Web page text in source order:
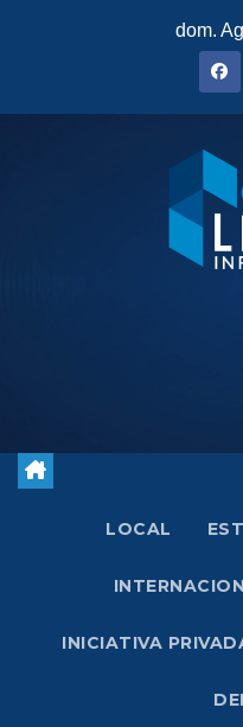
dom.
LOCAL
INICIATIVA